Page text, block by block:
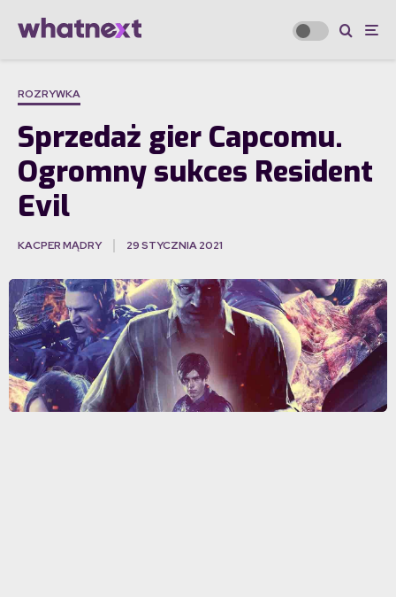
ROZRYWKA
Sprzedaż gier Capcomu.
Ogromny sukces Resident
Evil
KACPER MĄDRY 29 STYCZNIA 2021